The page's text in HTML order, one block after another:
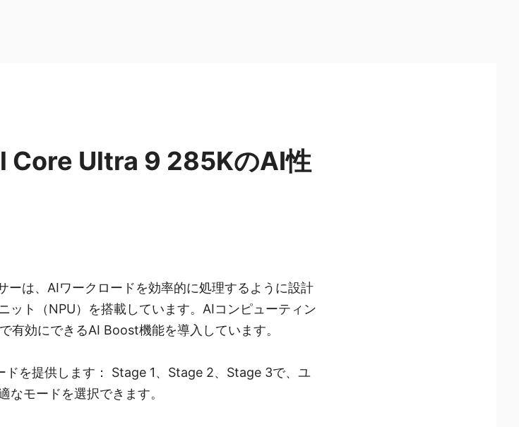
Core Ultra 9 285KのAI性
は、AIワークロードを効率的に処理するように設計
ット（NPU）を搭載しています。AIコンピューティン
有効にできるAI Boost機能を導入しています。
を提供します： Stage 1、Stage 2、Stage 3で、ユ
なモードを選択できます。